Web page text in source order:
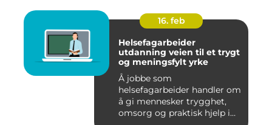
16. feb
Helsefagarbeider
utdanning veien til et trygt
og meningsfylt yrke
Å jobbe som
helsefagarbeider handler om
å gi mennesker trygghet,
omsorg og praktisk hjelp i